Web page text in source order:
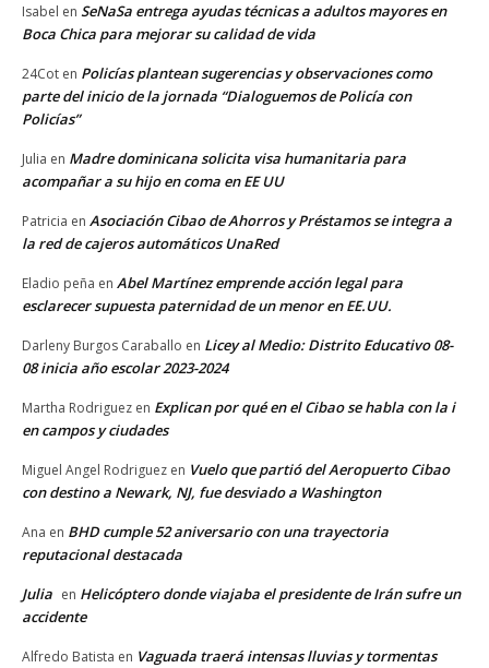
Isabel en SeNaSa entrega ayudas técnicas a adultos mayores en
Boca Chica para mejorar su calidad de vida
24Cot en Policías plantean sugerencias y observaciones como
parte del inicio de la jornada “Dialoguemos de Policía con
Policías”
Julia en Madre dominicana solicita visa humanitaria para
acompañar a su hijo en coma en EE UU
Patricia en Asociación Cibao de Ahorros y Préstamos se integra a
la red de cajeros automáticos UnaRed
Eladio peña en Abel Martínez emprende acción legal para
esclarecer supuesta paternidad de un menor en EE.UU.
Darleny Burgos Caraballo en Licey al Medio: Distrito Educativo 08-
08 inicia año escolar 2023-2024
Martha Rodriguez en Explican por qué en el Cibao se habla con la i
en campos y ciudades
Miguel Angel Rodriguez en Vuelo que partió del Aeropuerto Cibao
con destino a Newark, NJ, fue desviado a Washington
Ana en BHD cumple 52 aniversario con una trayectoria
reputacional destacada
Julia en Helicóptero donde viajaba el presidente de Irán sufre un
accidente
Alfredo Batista en Vaguada traerá intensas lluvias y tormentas